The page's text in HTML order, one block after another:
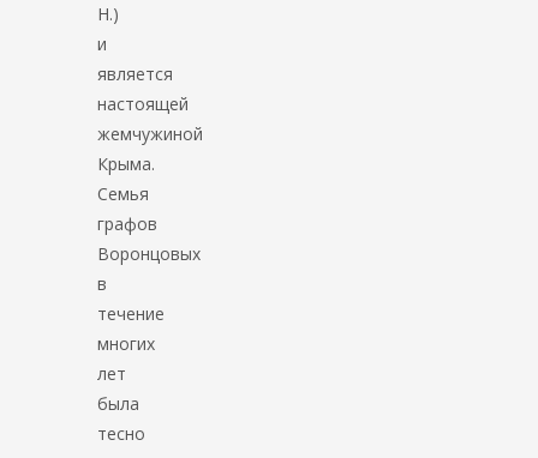
Н.)
и
является
настоящей
жемчужиной
Крыма.
Семья
графов
Воронцовых
в
течение
многих
лет
была
тесно